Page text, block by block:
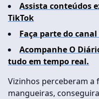
Assista conteúdos
TikTok
Faça parte do
Acompanhe O
tudo em tempo real.
Vizinhos perceberam a
mangueiras,